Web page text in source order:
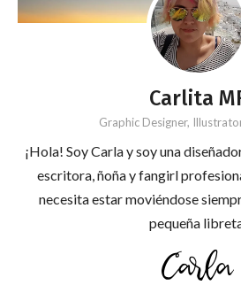
Carlita
Graphic Designer,
¡Hola! Soy Carla y soy una
escritora, ñoña y fangirl
necesita estar moviéndose
pequeña